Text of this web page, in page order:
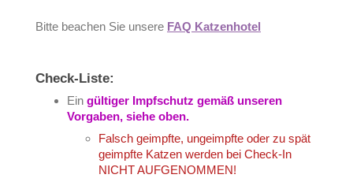
Bitte beachen Sie unsere FAQ Katzenhotel
Check-Liste:
Ein gültiger Impfschutz gemäß unseren
Vorgaben, siehe oben.
Falsch geimpfte, ungeimpfte oder zu spät
geimpfte Katzen werden bei Check-In
NICHT AUFGENOMMEN!